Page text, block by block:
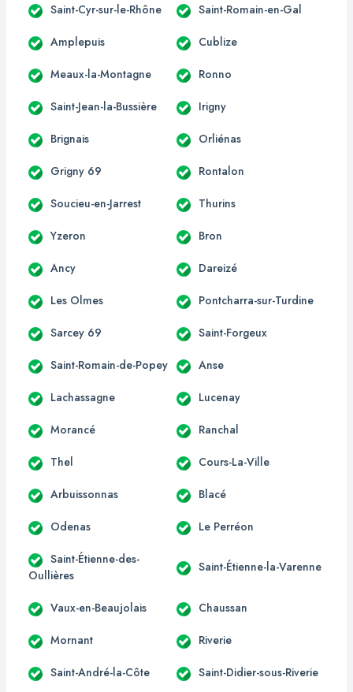
Saint-Cyr-sur-le-Rhône Saint-Romain-en-Gal
Amplepuis Cublize
Meaux-la-Montagne Ronno
Saint-Jean-la-Bussière Irigny
Brignais Orliénas
Grigny 69 Rontalon
Soucieu-en-Jarrest Thurins
Yzeron Bron
Ancy Dareizé
Les Olmes Pontcharra-sur-Turdine
Sarcey 69 Saint-Forgeux
Saint-Romain-de-Popey Anse
Lachassagne Lucenay
Morancé Ranchal
Thel Cours-La-Ville
Arbuissonnas Blacé
Odenas Le Perréon
Saint-Étienne-des-
Oullières
Saint-Étienne-la-Varenne
Vaux-en-Beaujolais Chaussan
Mornant Riverie
Saint-André-la-Côte Saint-Didier-sous-Riverie